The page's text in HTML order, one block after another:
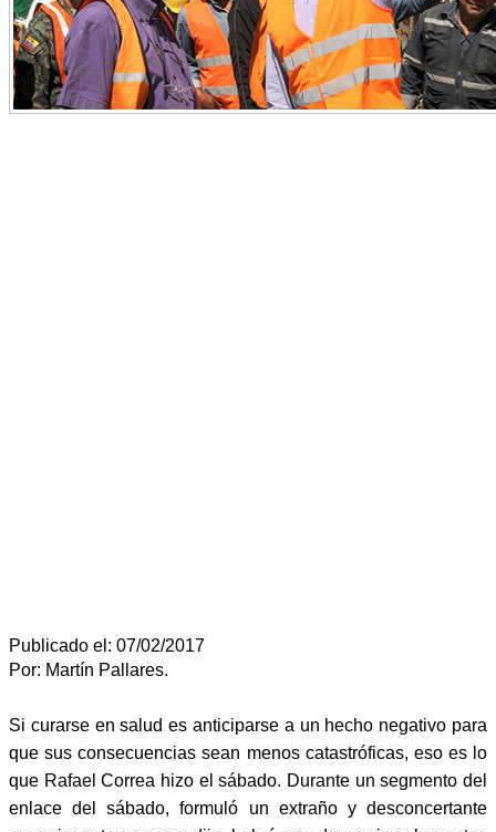
Publicado el: 07/02/2017
Por: Martín Pallares.
Si curarse en salud es anticiparse a un hecho negativo para
que sus consecuencias sean menos catastróficas, eso es lo
que Rafael Correa hizo el sábado. Durante un segmento del
enlace del sábado, formuló un extraño y desconcertante